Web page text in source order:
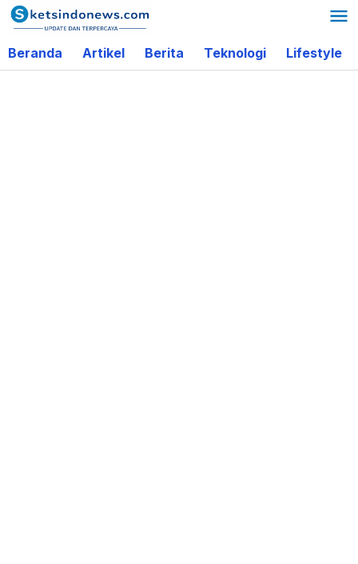
Lewati
ke
konten
Beranda Artikel Berita Teknologi Lifestyle